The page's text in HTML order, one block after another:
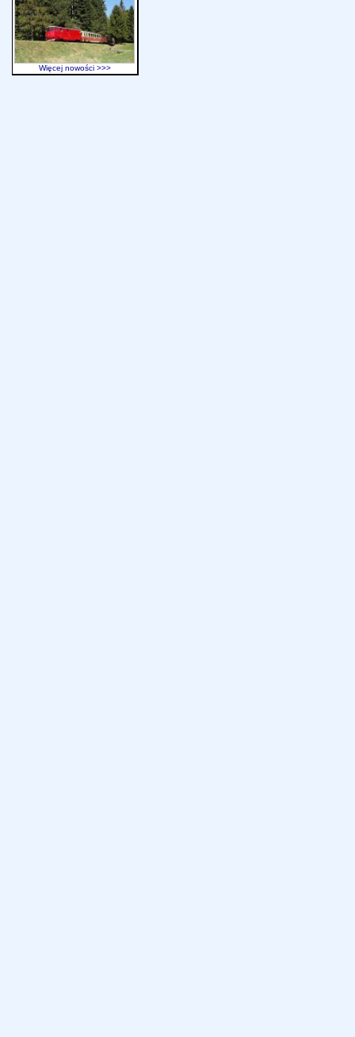
Więcej nowości >>>